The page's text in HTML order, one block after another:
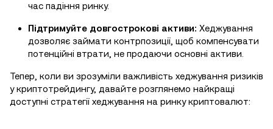
час падіння ринку.
Підтримуйте довгострокові активи: Хеджування
дозволяє займати контрпозиції, щоб компенсувати
потенційні втрати, не продаючи основні активи.
Тепер, коли ви зрозуміли важливість хеджування ризиків
у криптотрейдингу, давайте розглянемо найкращі
доступні стратегії хеджування на ринку криптовалют: